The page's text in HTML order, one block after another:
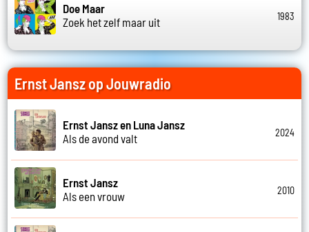
Doe Maar
Zoek het zelf maar uit
1983
Ernst Jansz op Jouwradio
Ernst Jansz en Luna Jansz
Als de avond valt
2024
Ernst Jansz
Als een vrouw
2010